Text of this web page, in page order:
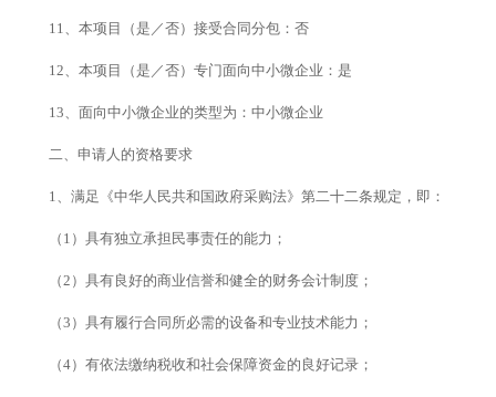
11、本项目（是／否）接受合同分包：否
12、本项目（是／否）专门面向中小微企业：是
13、面向中小微企业的类型为：中小微企业
二、申请人的资格要求
1、满足《中华人民共和国政府采购法》第二十二条规定，即：
（1）具有独立承担民事责任的能力；
（2）具有良好的商业信誉和健全的财务会计制度；
（3）具有履行合同所必需的设备和专业技术能力；
（4）有依法缴纳税收和社会保障资金的良好记录；